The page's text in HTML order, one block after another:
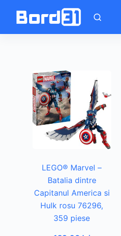
LEGO® Marvel –
Batalia dintre
Capitanul America si
Hulk rosu 76296,
359 piese